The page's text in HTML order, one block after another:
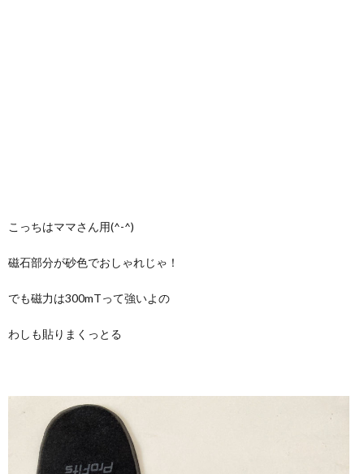
こっちはママさん用(^-^)
磁石部分が砂色でおしゃれじゃ！
でも磁力は300mTって強いよの
わしも貼りまくっとる